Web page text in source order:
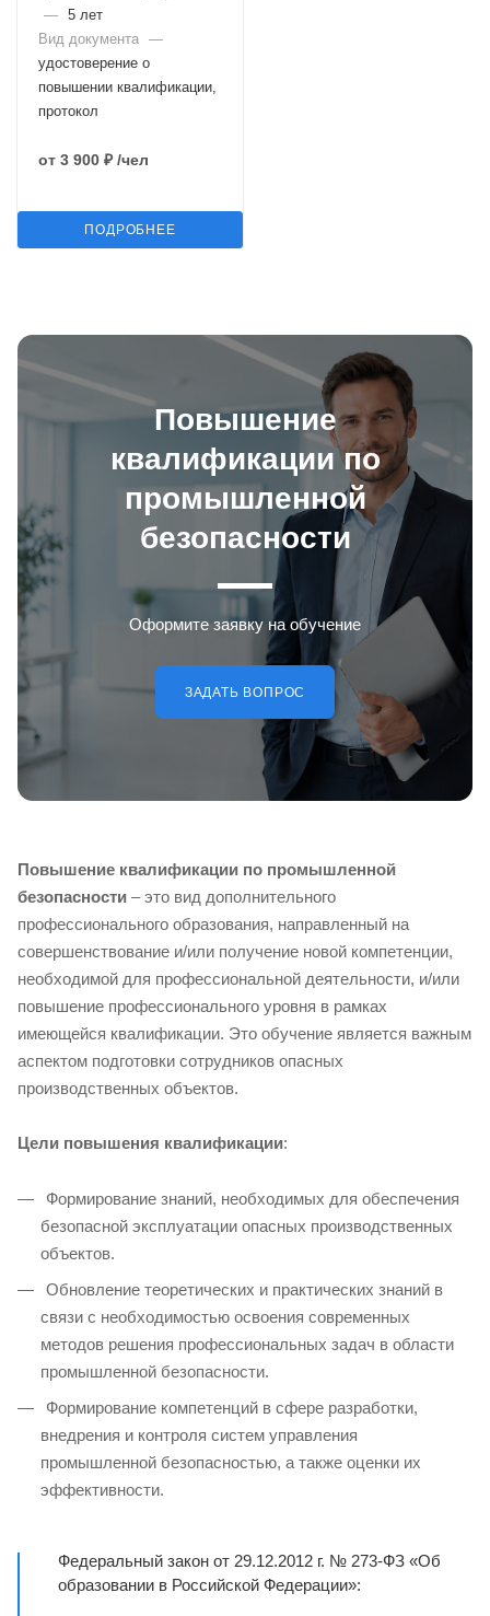
— 5 лет
Вид документа —
удостоверение о
повышении квалификации,
протокол
от 3 900 ₽ /чел
ПОДРОБНЕЕ
Повышение
квалификации по
промышленной
безопасности
Оформите заявку на обучение
ЗАДАТЬ ВОПРОС
Повышение квалификации по промышленной
безопасности – это вид дополнительного
профессионального образования, направленный на
совершенствование и/или получение новой компетенции,
необходимой для профессиональной деятельности, и/или
повышение профессионального уровня в рамках
имеющейся квалификации. Это обучение является важным
аспектом подготовки сотрудников опасных
производственных объектов.
Цели повышения квалификации:
Формирование знаний, необходимых для обеспечения
безопасной эксплуатации опасных производственных
объектов.
Обновление теоретических и практических знаний в
связи с необходимостью освоения современных
методов решения профессиональных задач в области
промышленной безопасности.
Формирование компетенций в сфере разработки,
внедрения и контроля систем управления
промышленной безопасностью, а также оценки их
эффективности.
Федеральный закон от 29.12.2012 г. № 273-ФЗ «Об
образовании в Российской Федерации»: